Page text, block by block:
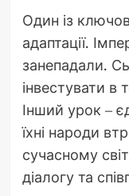
Один із
адаптації.
занепадали.
інвестувати в
Інший урок –
їхні народи
сучасному
діалогу та